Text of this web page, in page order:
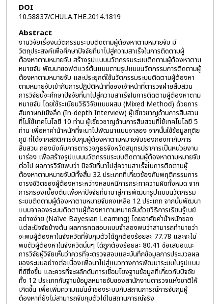
DOI
10.58837/CHULA.THE.2014.1819
Abstract
งานวิจัยเรื่องนวัตกรรมระบบติดตามผู้ต้องหาตามหมายจับ มี
วัตถุประสงค์เพื่อศึกษาปัจจัยที่นาไปสู่ความสาเร็จในการติดตามผู้
ต้องหาตามหมายจับ สร้างรูปแบบนวัตกรรมระบบติดตามผู้ต้องหาตาม
หมายจับ พัฒนาซอฟต์แวร์ต้นแบบตามรูปแบบนวัตกรรมการติดตามผู้
ต้องหาตามหมายจับ และประยุกต์ใช้นวัตกรรมระบบติดตามผู้ต้องหา
ตามหมายจับเข้ากับการปฏิบัติหน้าที่ของเจ้าหน้าที่ตารวจฝ่ายสืบสวน
การวิจัยนี้จะศึกษาปัจจัยที่นาไปสู่ความสาเร็จในการติดตามผู้ต้องหาตาม
หมายจับ โดยใช้ระเบียบวิธีวิจัยแบบผสม (Mixed Method) ด้วยการ
สัมภาษณ์เชิงลึก (In-depth Interview) ผู้เชี่ยวชาญด้านการสืบสวน
ที่ไม่ใช้เทคโนโลยี 10 ท่าน ผู้เชี่ยวชาญด้านการสืบสวนที่ใช้เทคโนโลยี 5
ท่าน เพื่อหาค่าน้าหนักที่จะนาไปพัฒนาแบบจาลอง จากนั้นใช้ข้อมูลทุติย
ภูมิ ที่ได้จากสถิติการจับกุมผู้ต้องหาตามหมายจับของกองกากับการ
สืบสวน กองบังคับการตารวจภูธรจังหวัดสมุทรปราการเป็นหน่วยงาน
นาร่อง เพื่อสร้างรูปแบบนวัตกรรมระบบติดตามผู้ต้องหาตามหมายจับ
ต่อไป ผลการวิจัยพบว่า ปัจจัยที่นาไปสู่ความสาเร็จในการติดตามผู้
ต้องหาตามหมายจับมีทั้งสิ้น 32 ประเภทที่เกี่ยวข้องกับพฤติกรรมการ
ดารงชีวิตของผู้ต้องหาระหว่างหลบหนีการกระทาความผิดทั้งหมด จาก
การกรองเบื้องต้นเพื่อหาปัจจัยที่นามาสู่การพัฒนารูปแบบนวัตกรรม
ระบบติดตามผู้ต้องหาตามหมายจับคงเหลือ 12 ประเภท จากนั้นพัฒนา
แบบจาลองระบบติดตามผู้ต้องหาตามหมายจับด้วยวิธีการเรียนรู้เบย์
อย่างง่าย (Naïve Bayesian Learning) โดยอาศัยค่าน้าหนักของ
แต่ละปัจจัยข้างต้น ผลการทดสอบแบบจำลองพบว่าสามารถทำนายว่า
จะพบผู้ต้องหาในจังหวัดที่จับกุมตัวได้ถูกต้องร้อยละ 77.78 และจะไม่
พบตัวผู้ต้องหาในจังหวัดนั้นๆ ได้ถูกต้องร้อยละ 80.41 ข้อเสนอแนะ
การวิจัยผู้วิจัยเห็นว่าควรที่จะตรวจสอบและบันทึกข้อมูลการประมวลผล
ของระบบอย่างต่อเนื่องเพื่อนาไปสู่แนวทางการพัฒนาระบบในรูปแบบ
ที่ดียิ่งขึ้น และควรที่จะผลักดันการเชื่อมโยงฐานข้อมูลที่เกี่ยวกับปัจจัย
ทั้ง 12 ประเภทกับฐานข้อมูลหมายจับของสานักงานตารวจแห่งชาติให้
เกิดขึ้น เพื่อเพิ่มความแม่นยำของระบบกับสถานการณ์การจับกุมผู้
ต้องหาที่ยังไม่สามารถจับกุมตัวได้ในสถานการณ์จริง